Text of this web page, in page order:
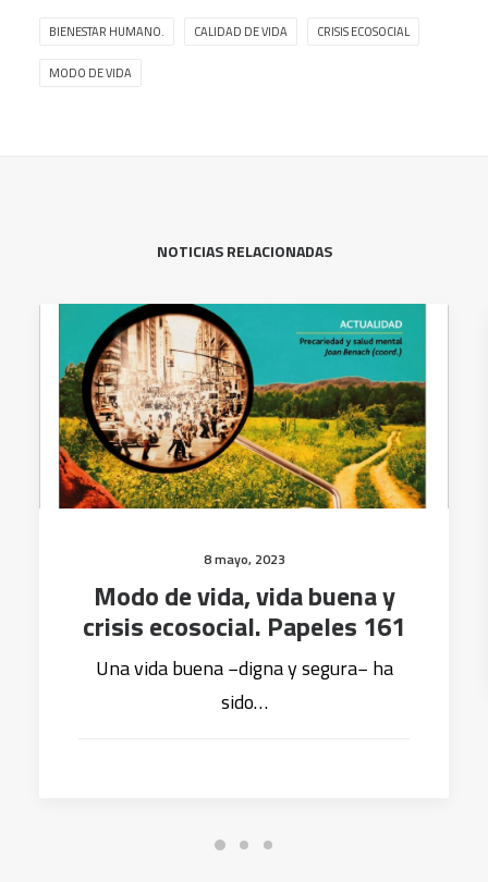
BIENESTAR HUMANO. CALIDAD DE VIDA CRISIS ECOSOCIAL
MODO DE VIDA
NOTICIAS RELACIONADAS
8 mayo, 2023
Modo de vida, vida buena y
crisis ecosocial. Papeles 161
Una vida buena −digna y segura− ha
sido…